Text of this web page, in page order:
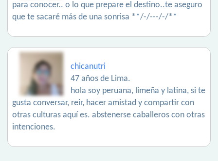
para conocer.. o lo que prepare el destino..te aseguro
que te sacaré más de una sonrisa **/-/---/-/**
chicanutri
47 años de Lima.
hola soy peruana, limeña y latina, si te
gusta conversar, reir, hacer amistad y compartir con
otras culturas aquí es. abstenerse caballeros con otras
intenciones.